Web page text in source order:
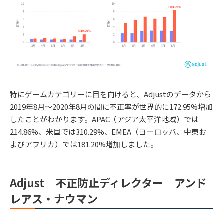
特にゲームカテゴリーに目を向けると、Adjustのデータから
2019年8月〜2020年8月の間に不正率が世界的に172.95%増加
したことがわかります。APAC（アジア太平洋地域）では
214.86%、米国では310.29%、EMEA（ヨーロッパ、中東お
よびアフリカ）では181.20%増加しました。
Adjust 不正防止ディレクター アンド
レアス・ナウマン